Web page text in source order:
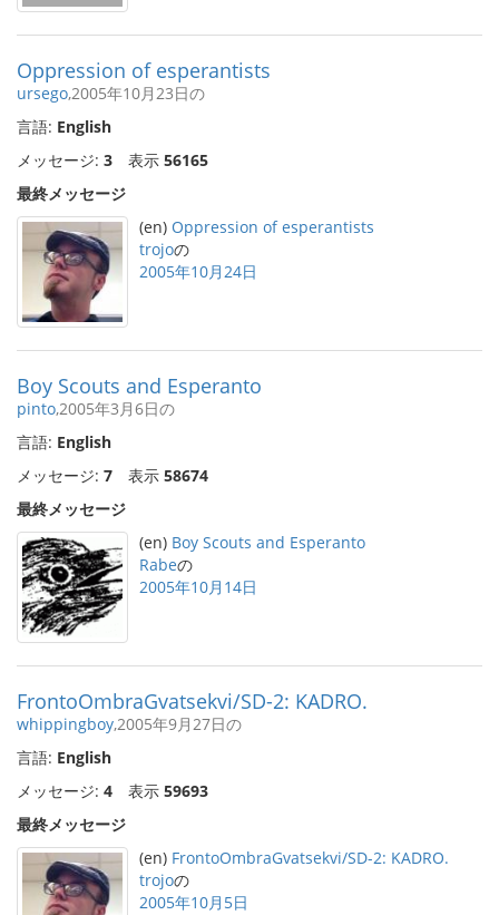
Oppression of esperantists
ursego,2005年10月23日の
言語: English
メッセージ: 3 表示 56165
最終メッセージ
(en) Oppression of esperantists
trojoの
2005年10月24日
Boy Scouts and Esperanto
pinto,2005年3月6日の
言語: English
メッセージ: 7 表示 58674
最終メッセージ
(en) Boy Scouts and Esperanto
Rabeの
2005年10月14日
FrontoOmbraGvatsekvi/SD-2: KADRO.
whippingboy,2005年9月27日の
言語: English
メッセージ: 4 表示 59693
最終メッセージ
(en) FrontoOmbraGvatsekvi/SD-2: KADRO.
trojoの
2005年10月5日